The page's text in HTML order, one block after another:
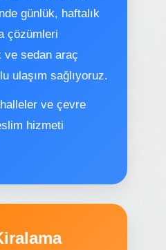
günlük, haftalık
çözümleri
ve sedan araç
ulaşım sağlıyoruz.
ve çevre
hizmeti